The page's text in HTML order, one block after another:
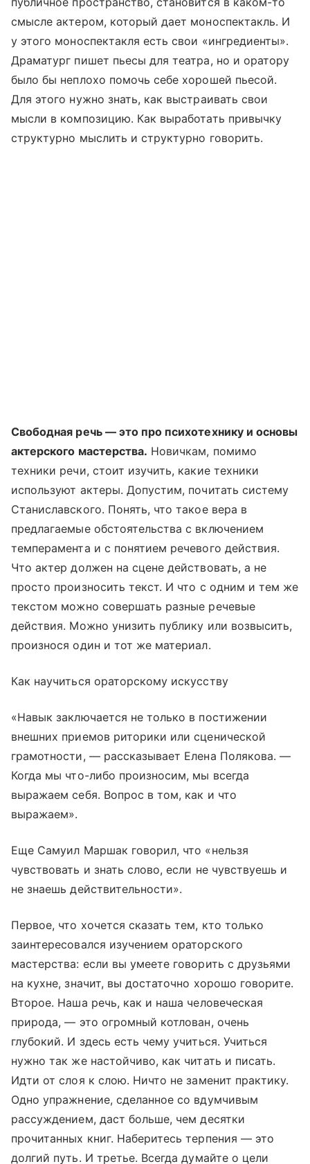
смысле актером, который дает моноспектакль. И
у этого моноспектакля есть свои «ингредиенты».
Драматург пишет пьесы для театра, но и оратору
было бы неплохо помочь себе хорошей пьесой.
Для этого нужно знать, как выстраивать свои
мысли в композицию. Как выработать привычку
структурно мыслить и структурно говорить.
Свободная речь — это про психотехнику и основы
актерского мастерства. Новичкам, помимо
техники речи, стоит изучить, какие техники
используют актеры. Допустим, почитать систему
Станиславского. Понять, что такое вера в
предлагаемые обстоятельства с включением
темперамента и с понятием речевого действия.
Что актер должен на сцене действовать, а не
просто произносить текст. И что с одним и тем же
текстом можно совершать разные речевые
действия. Можно унизить публику или возвысить,
произнося один и тот же материал.
Как научиться ораторскому искусству
«Навык заключается не только в постижении
внешних приемов риторики или сценической
грамотности, — рассказывает Елена Полякова. —
Когда мы что-либо произносим, мы всегда
выражаем себя. Вопрос в том, как и что
выражаем».
Еще Самуил Маршак говорил, что «нельзя
чувствовать и знать слово, если не чувствуешь и
не знаешь действительности».
Первое, что хочется сказать тем, кто только
заинтересовался изучением ораторского
мастерства: если вы умеете говорить с друзьями
на кухне, значит, вы достаточно хорошо говорите.
Второе. Наша речь, как и наша человеческая
природа, — это огромный котлован, очень
глубокий. И здесь есть чему учиться. Учиться
нужно так же настойчиво, как читать и писать.
Идти от слоя к слою. Ничто не заменит практику.
Одно упражнение, сделанное со вдумчивым
рассуждением, даст больше, чем десятки
прочитанных книг. Наберитесь терпения — это
долгий путь. И третье. Всегда думайте о цели